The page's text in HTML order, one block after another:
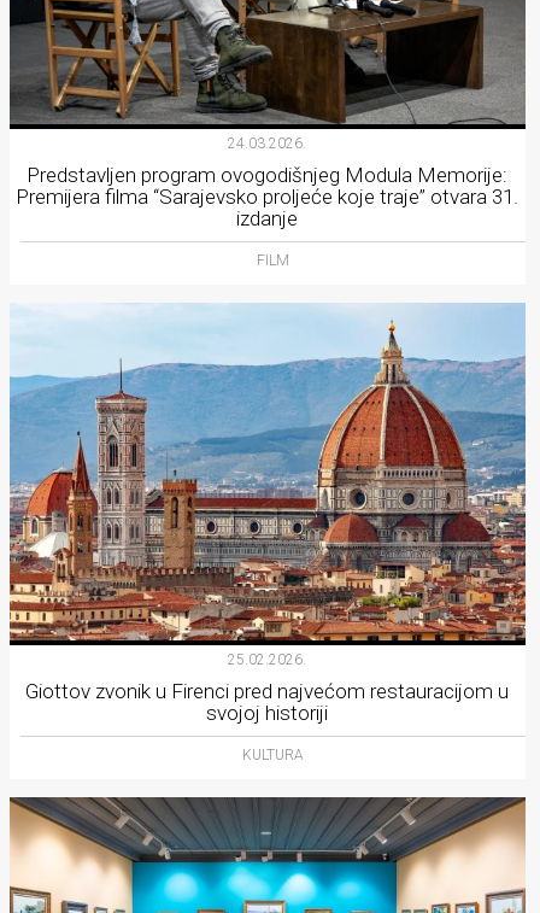
24.03.2026.
Predstavljen program ovogodišnjeg Modula Memorije:
Premijera filma “Sarajevsko proljeće koje traje” otvara 31.
izdanje
FILM
25.02.2026.
Giottov zvonik u Firenci pred najvećom restauracijom u
svojoj historiji
KULTURA